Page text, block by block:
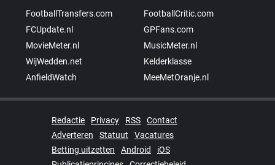
FootballTransfers.com
FootballCritic.com
FCUpdate.nl
GPFans.com
MovieMeter.nl
MusicMeter.nl
WijWedden.net
Kelderklasse
AnfieldWatch
MeeMetOranje.nl
Redactie Privacy RSS
Contact
Adverteren
Statuut
Vacatures
Betting uitzetten
Android
iOS